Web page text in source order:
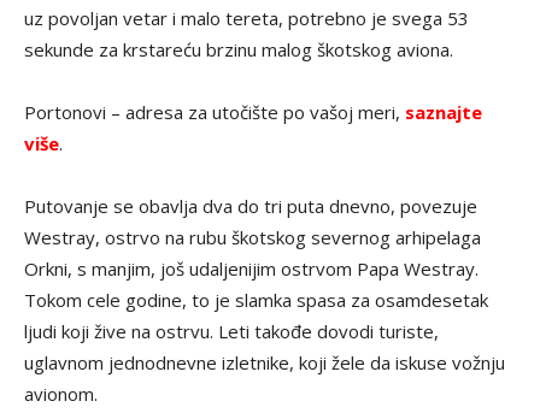
uz povoljan vetar i malo tereta, potrebno je svega 53
sekunde za krstareću brzinu malog škotskog aviona.
Portonovi – adresa za utočište po vašoj meri, saznajte
više.
Putovanje se obavlja dva do tri puta dnevno, povezuje
Westray, ostrvo na rubu škotskog severnog arhipelaga
Orkni, s manjim, još udaljenijim ostrvom Papa Westray.
Tokom cele godine, to je slamka spasa za osamdesetak
ljudi koji žive na ostrvu. Leti takođe dovodi turiste,
uglavnom jednodnevne izletnike, koji žele da iskuse vožnju
avionom.